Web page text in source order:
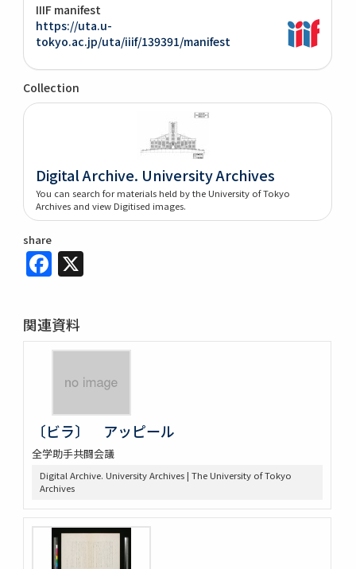
IIIF manifest
https://uta.u-
tokyo.ac.jp/uta/iiif/139391/manifest
Collection
Digital Archive. University Archives
You can search for materials held by the University of Tokyo
Archives and view Digitised images.
share
Facebook
関連資料
〔ビラ〕 アッピール
全学助手共闘会議
Digital Archive. University Archives | The University of Tokyo
Archives